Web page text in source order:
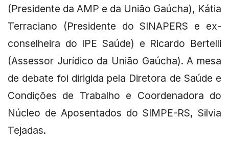
(Presidente da AMP e da União Gaúcha), Kátia
Terraciano (Presidente do SINAPERS e ex-
conselheira do IPE Saúde) e Ricardo Bertelli
(Assessor Jurídico da União Gaúcha). A mesa
de debate foi dirigida pela Diretora de Saúde e
Condições de Trabalho e Coordenadora do
Núcleo de Aposentados do SIMPE-RS, Silvia
Tejadas.